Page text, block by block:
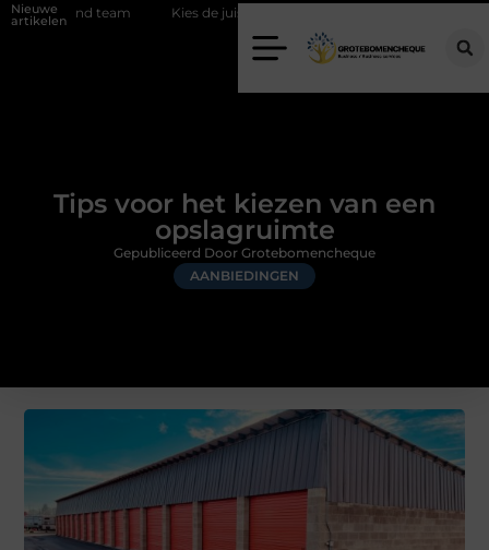
Nieuwe
artikelenKies de juiste diamantboor voor uw project
Tips voor het kiezen van een
opslagruimte
AANBIEDINGEN
Gepubliceerd Door Grotebomencheque